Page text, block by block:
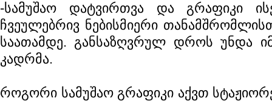
-სამუშაო დატვირთვა და გრაფიკი
ჩვეულებრივ ნებისმიერი
საათამდე. განსაზღვრულ დროს უნდა
კადრმა.
როგორი სამუშაო გრაფიკი აქვთ